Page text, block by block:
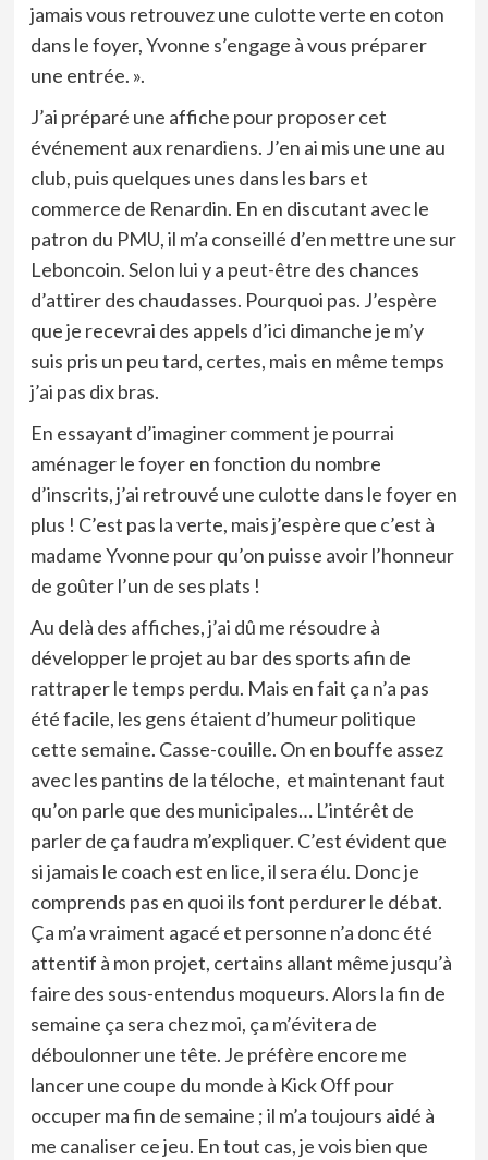
jamais vous retrouvez une culotte verte en coton
dans le foyer, Yvonne s’engage à vous préparer
une entrée. ».
J’ai préparé une affiche pour proposer cet
événement aux renardiens. J’en ai mis une une au
club, puis quelques unes dans les bars et
commerce de Renardin. En en discutant avec le
patron du PMU, il m’a conseillé d’en mettre une sur
Leboncoin. Selon lui y a peut-être des chances
d’attirer des chaudasses. Pourquoi pas. J’espère
que je recevrai des appels d’ici dimanche je m’y
suis pris un peu tard, certes, mais en même temps
j’ai pas dix bras.
En essayant d’imaginer comment je pourrai
aménager le foyer en fonction du nombre
d’inscrits, j’ai retrouvé une culotte dans le foyer en
plus ! C’est pas la verte, mais j’espère que c’est à
madame Yvonne pour qu’on puisse avoir l’honneur
de goûter l’un de ses plats !
Au delà des affiches, j’ai dû me résoudre à
développer le projet au bar des sports afin de
rattraper le temps perdu. Mais en fait ça n’a pas
été facile, les gens étaient d’humeur politique
cette semaine. Casse-couille. On en bouffe assez
avec les pantins de la téloche, et maintenant faut
qu’on parle que des municipales… L’intérêt de
parler de ça faudra m’expliquer. C’est évident que
si jamais le coach est en lice, il sera élu. Donc je
comprends pas en quoi ils font perdurer le débat.
Ça m’a vraiment agacé et personne n’a donc été
attentif à mon projet, certains allant même jusqu’à
faire des sous-entendus moqueurs. Alors la fin de
semaine ça sera chez moi, ça m’évitera de
déboulonner une tête. Je préfère encore me
lancer une coupe du monde à Kick Off pour
occuper ma fin de semaine ; il m’a toujours aidé à
me canaliser ce jeu. En tout cas, je vois bien que